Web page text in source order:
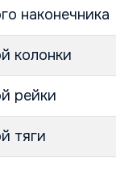
наконечника
колонки
рейки
тяги